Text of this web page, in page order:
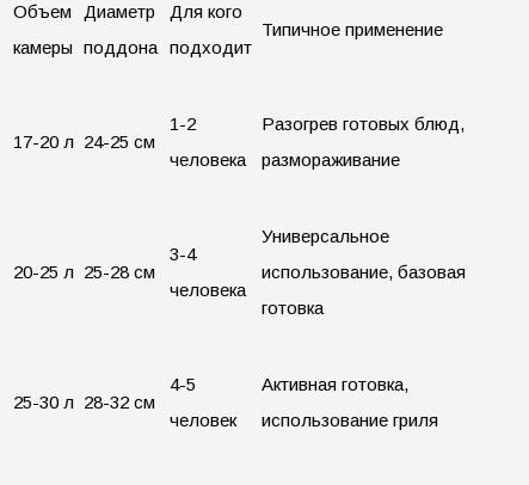
Объем
камеры
Диаметр
поддона
Для кого
подходит
Типичное применение
17-20 л 24-25 см
1-2
человека
Разогрев готовых блюд,
размораживание
20-25 л 25-28 см
3-4
человека
Универсальное
использование, базовая
готовка
25-30 л 28-32 см
4-5
человек
Активная готовка,
использование гриля